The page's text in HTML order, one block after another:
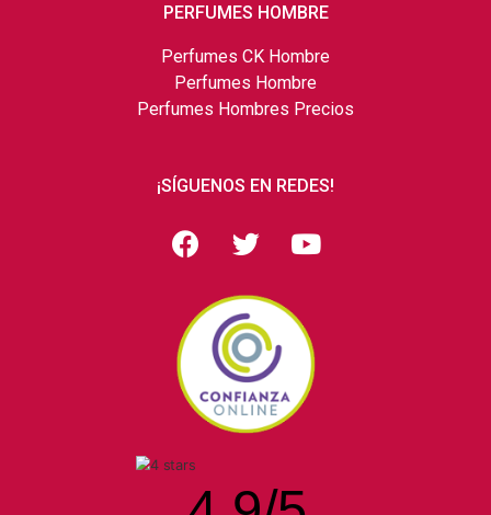
PERFUMES HOMBRE
Perfumes CK Hombre
Perfumes Hombre
Perfumes Hombres Precios
¡SÍGUENOS EN REDES!